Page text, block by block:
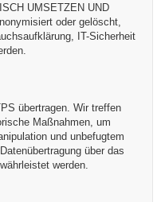
UMSETZEN UND
oder gelöscht,
IT-Sicherheit
übertragen. Wir treffen
Maßnahmen, um
und unbefugtem
über das
werden.